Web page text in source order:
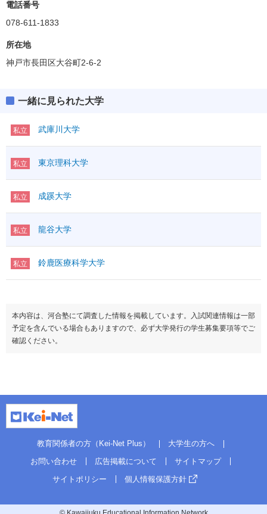
電話番号
078-611-1833
所在地
神戸市長田区大谷町2-6-2
一緒に見られた大学
私立 武庫川大学
私立 東京理科大学
私立 成蹊大学
私立 龍谷大学
私立 鈴鹿医療科学大学
本内容は、河合塾にて調査した情報を掲載しています。入試関連情報は一部
予定を含んでいる場合もありますので、必ず大学発行の学生募集要項等でご
確認ください。
教育関係者の方（Kei-Net Plus）
大学生の方へ
お問い合わせ
広告掲載について
サイトマップ
サイトポリシー
個人情報保護方針